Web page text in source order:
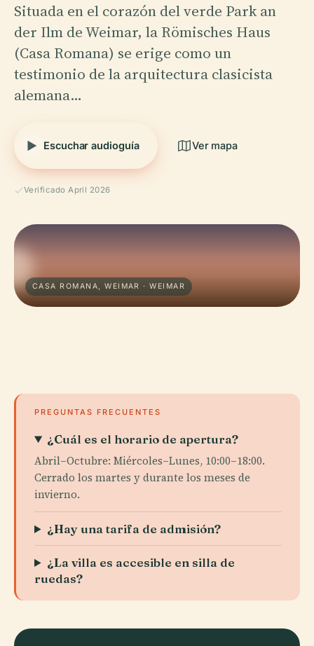
Situada en el corazón del verde Park an
der Ilm de Weimar, la Römisches Haus
(Casa Romana) se erige como un
testimonio de la arquitectura clasicista
alemana…
Escuchar audioguía Ver mapa
Verificado April 2026
CASA ROMANA, WEIMAR · WEIMAR
PREGUNTAS FRECUENTES
¿Cuál es el horario de apertura?
Abril–Octubre: Miércoles–Lunes, 10:00–18:00.
Cerrado los martes y durante los meses de
invierno.
¿Hay una tarifa de admisión?
¿La villa es accesible en silla de
ruedas?